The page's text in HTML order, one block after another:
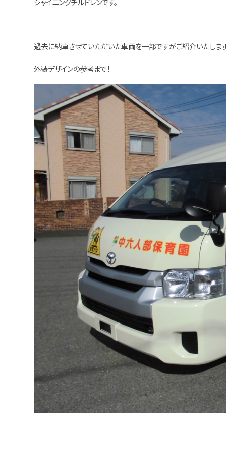
過去に納車させていただいた車両を一部ですがご紹介いたしま
外装デザインの参考まで！